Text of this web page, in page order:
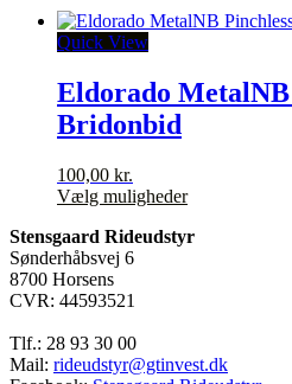
Quick View
Eldorado MetalNB
Bridonbid
100,00 kr.
Vælg mulighederDette
har
på
Stensgaard Rideudstyr
Sønderhåbsvej 6
8700 Horsens
CVR: 44593521
Tlf.: 28 93 30 00
Mail: rideudstyr@gtinvest.dk